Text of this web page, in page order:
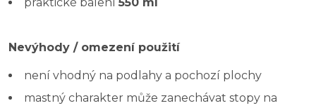
Nevýhody / omezení použití
není vhodný na podlahy a pochozí plochy
mastný charakter může zanechávat stopy na